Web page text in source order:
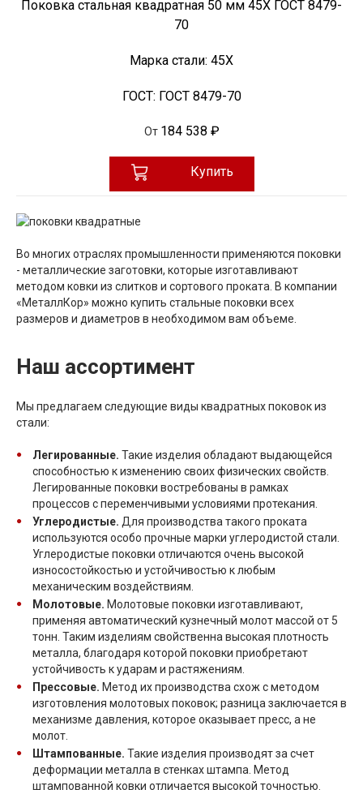
Поковка стальная квадратная 50 мм 45Х ГОСТ 8479-
70
Марка стали: 45Х
ГОСТ: ГОСТ 8479-70
От 184 538 ₽
Купить
Во многих отраслях промышленности применяются поковки
- металлические заготовки, которые изготавливают
методом ковки из слитков и сортового проката. В компании
«МеталлКор» можно купить стальные поковки всех
размеров и диаметров в необходимом вам объеме.
Наш ассортимент
Мы предлагаем следующие виды квадратных поковок из
стали:
Легированные. Такие изделия обладают выдающейся
способностью к изменению своих физических свойств.
Легированные поковки востребованы в рамках
процессов с переменчивыми условиями протекания.
Углеродистые. Для производства такого проката
используются особо прочные марки углеродистой стали.
Углеродистые поковки отличаются очень высокой
износостойкостью и устойчивостью к любым
механическим воздействиям.
Молотовые. Молотовые поковки изготавливают,
применяя автоматический кузнечный молот массой от 5
тонн. Таким изделиям свойственна высокая плотность
металла, благодаря которой поковки приобретают
устойчивость к ударам и растяжениям.
Прессовые. Метод их производства схож с методом
изготовления молотовых поковок; разница заключается в
механизме давления, которое оказывает пресс, а не
молот.
Штампованные. Такие изделия производят за счет
деформации металла в стенках штампа. Метод
штампованной ковки отличается высокой точностью.